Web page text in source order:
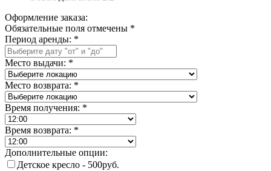
Оформление заказа:
Обязательные поля отмечены *
Период аренды: *
Место выдачи: *
Место возврата: *
Время получения: *
Время возврата: *
Дополнительные опции:
Детское кресло - 500руб.